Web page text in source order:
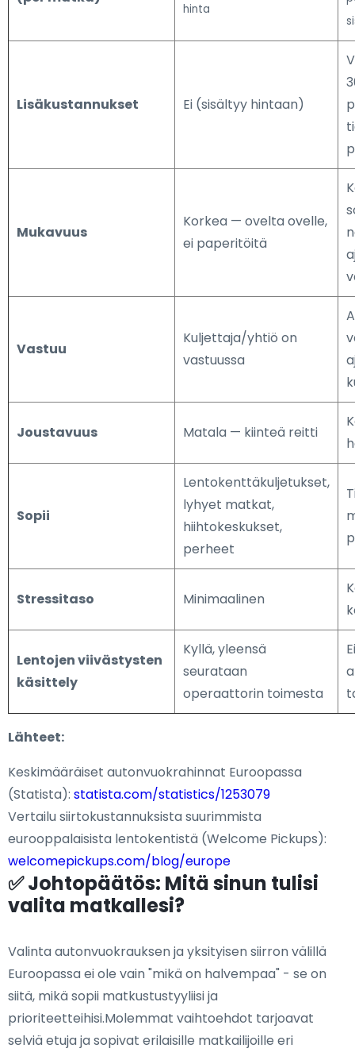
hinta
Lisäkustannukset Ei (sisältyy hintaan)
Mukavuus
Korkea — ovelta ovelle,
ei paperitöitä
Vastuu
Kuljettaja/yhtiö on
vastuussa
Joustavuus Matala — kiinteä reitti
Sopii
Lentokenttäkuljetukset,
lyhyet matkat,
hiihtokeskukset,
perheet
Stressitaso Minimaalinen
Lentojen viivästysten
käsittely
Kyllä, yleensä
seurataan
operaattorin toimesta
Lähteet:
Keskimääräiset autonvuokrahinnat Euroopassa
(Statista): statista.com/statistics/1253079
Vertailu siirtokustannuksista suurimmista
eurooppalaisista lentokentistä (Welcome Pickups):
welcomepickups.com/blog/europe
✅ Johtopäätös: Mitä sinun tulisi
valita matkallesi?
Valinta autonvuokrauksen ja yksityisen siirron välillä
Euroopassa ei ole vain "mikä on halvempaa" - se on
siitä, mikä sopii matkustustyyliisi ja
prioriteetteihisi.Molemmat vaihtoehdot tarjoavat
selviä etuja ja sopivat erilaisille matkailijoille eri